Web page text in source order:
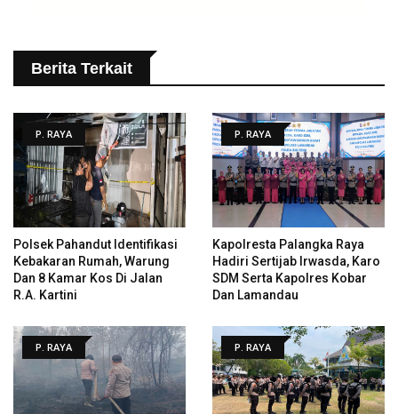
Berita Terkait
P. RAYA
Polsek Pahandut Identifikasi
Kebakaran Rumah, Warung
Dan 8 Kamar Kos Di Jalan
R.A. Kartini
P. RAYA
Kapolresta Palangka Raya
Hadiri Sertijab Irwasda, Karo
SDM Serta Kapolres Kobar
Dan Lamandau
P. RAYA P. RAYA